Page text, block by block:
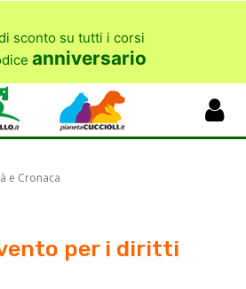
sconto su tutti i corsi
anniversario
e Cronaca
per i diritti